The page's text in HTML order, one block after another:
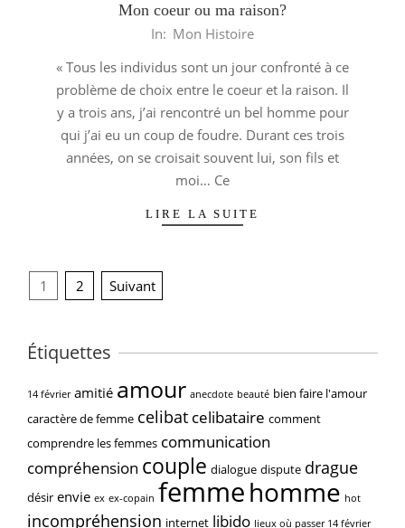
Mon coeur ou ma raison?
05
In: Mon Histoire
« Tous les individus sont un jour confronté à ce
problème de choix entre le coeur et la raison. Il
y a trois ans, j’ai rencontré un bel homme pour
qui j’ai eu un coup de foudre. Durant ces trois
années, on se croisait souvent lui, son fils et
moi… Ce
LIRE LA SUITE
Pagination
publications
1 2 Suivant
Étiquettes
14 février amitié amour anecdote beauté bien faire l'amour
caractère de femme celibat celibataire comment
comprendre les femmes communication
compréhension couple dialogue dispute drague
désir envie ex ex-copain femmehomme hot
incompréhension internet libido lieux où passer 14 février